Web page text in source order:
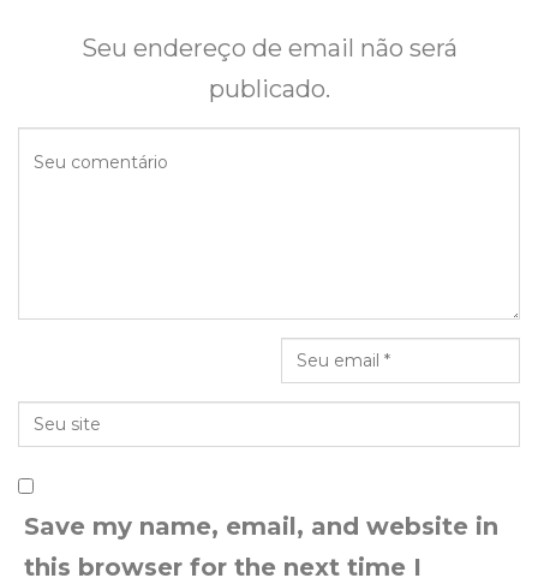
Seu endereço de email não será
publicado.
Save my name, email, and website in
this browser for the next time I